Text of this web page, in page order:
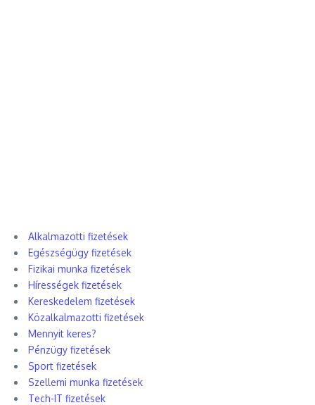
Alkalmazotti fizetések
Egészségügy fizetések
Fizikai munka fizetések
Hírességek fizetések
Kereskedelem fizetések
Közalkalmazotti fizetések
Mennyit keres?
Pénzügy fizetések
Sport fizetések
Szellemi munka fizetések
Tech-IT fizetések